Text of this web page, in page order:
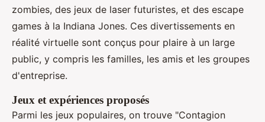
zombies, des jeux de laser futuristes, et des escape
games à la Indiana Jones. Ces divertissements en
réalité virtuelle sont conçus pour plaire à un large
public, y compris les familles, les amis et les groupes
d'entreprise.
Jeux et expériences proposés
Parmi les jeux populaires, on trouve "Contagion